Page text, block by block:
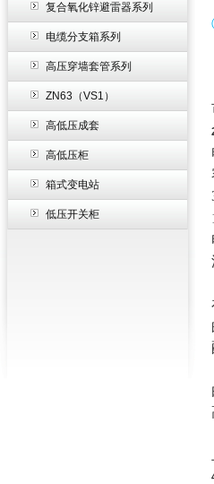
复合氧化锌避雷器系列
电缆分支箱系列
高压穿墙套管系列
ZN63（VS1）
高低压成套
高低压柜
箱式变电站
低压开关柜